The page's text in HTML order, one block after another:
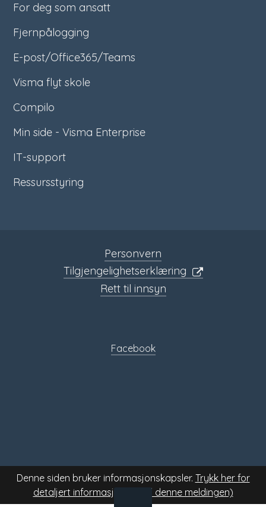
For deg som ansatt
Fjernpålogging
E-post/Office365/Teams
Visma flyt skole
Compilo
Min side - Visma Enterprise
IT-support
Ressursstyring
Personvern
Tilgjengelighetserklæring
Rett til innsyn
Facebook
Denne siden bruker informasjonskapsler. Trykk her for
detaljert informasjon.
(Skjul denne meldingen)